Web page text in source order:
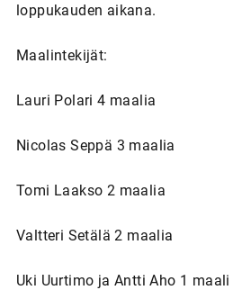
loppukauden aikana.
Maalintekijät:
Lauri Polari 4 maalia
Nicolas Seppä 3 maalia
Tomi Laakso 2 maalia
Valtteri Setälä 2 maalia
Uki Uurtimo ja Antti Aho 1 maali